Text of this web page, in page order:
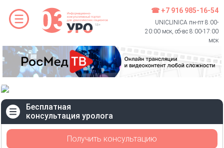
☎ +7 916 985-16-54
UNICLINICA пн-пт 8:00-
20:00 мск, сб-вс 8:00-17:00
мск
Бесплатная
консультация уролога
Получить консультацию